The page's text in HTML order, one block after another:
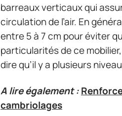
barreaux verticaux qui
circulation de l’air. En
entre 5 à 7 cm pour éviter
particularités de ce mobilier,
dire qu’il y a plusieurs
A lire également :
cambriolages